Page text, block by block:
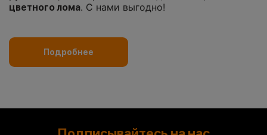
цветного лома. С нами выгодно!
Подробнее